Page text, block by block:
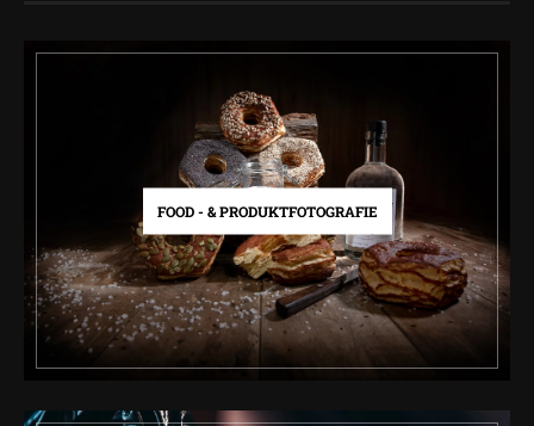
FOOD - & PRODUKTFOTOGRAFIE